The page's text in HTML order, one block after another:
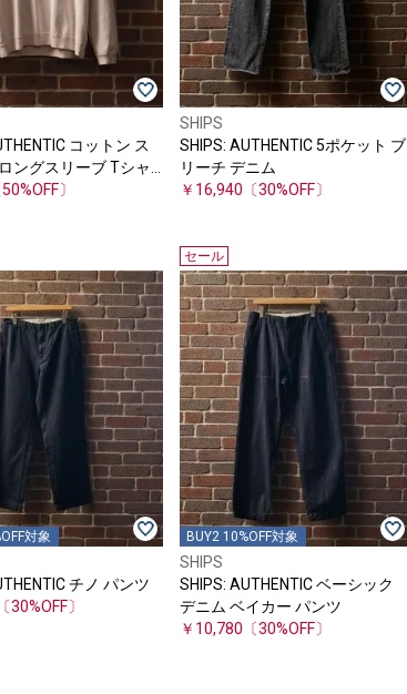
コットン ス
ングスリーブ Tシャ
50%OFF〕
SHIPS
SHIPS: AUTHENTIC 5ポケット ブ
リーチ デニム
￥16,940 〔30%OFF〕
対象
チノ パンツ
〔30%OFF〕
セール
BUY2 10%OFF対象
SHIPS
SHIPS: AUTHENTIC ベーシック
デニム ベイカー パンツ
￥10,780 〔30%OFF〕